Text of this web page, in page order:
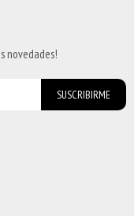
novedades!
SUSCRIBIRME